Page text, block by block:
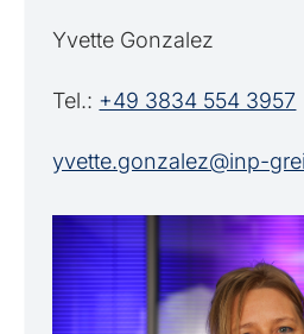
Yvette Gonzalez
Tel.: +49 3834 554 3957
yvette.gonzalez@inp-